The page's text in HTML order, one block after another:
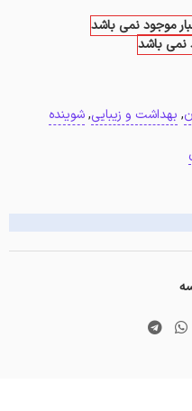
موجود نمی باشد
نمی باشد
, بهداشت و زیبایی,شوینده